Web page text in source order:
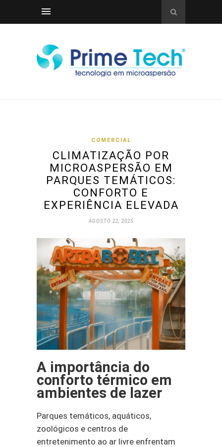
COMERCIAL
CLIMATIZAÇÃO POR
MICROASPERSÃO EM
PARQUES TEMÁTICOS:
CONFORTO E
EXPERIÊNCIA ELEVADA
AGOSTO 22, 2025
A importância do
conforto térmico em
ambientes de lazer
Parques temáticos, aquáticos,
zoológicos e centros de
entretenimento ao ar livre enfrentam